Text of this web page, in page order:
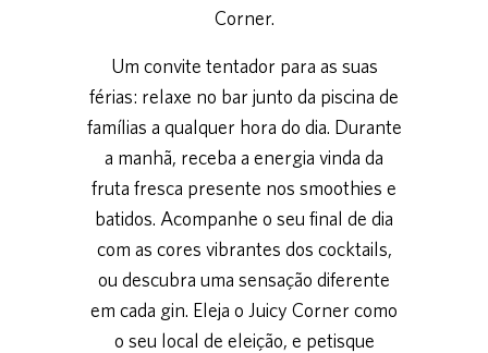
Corner.
Um convite tentador para as suas
férias: relaxe no bar junto da piscina de
famílias a qualquer hora do dia. Durante
a manhã, receba a energia vinda da
fruta fresca presente nos smoothies e
batidos. Acompanhe o seu final de dia
com as cores vibrantes dos cocktails,
ou descubra uma sensação diferente
em cada gin. Eleja o Juicy Corner como
o seu local de eleição, e petisque